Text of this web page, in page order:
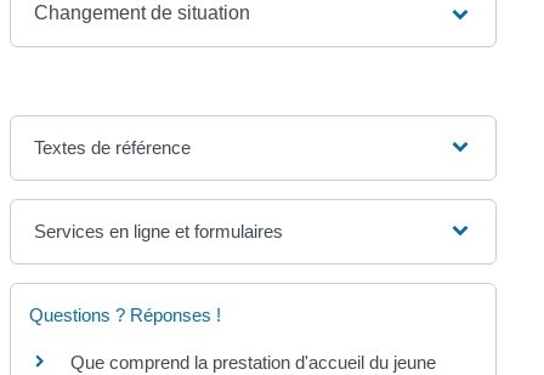
Changement de situation
Textes de référence
Services en ligne et formulaires
Questions ? Réponses !
Que comprend la prestation d'accueil du jeune